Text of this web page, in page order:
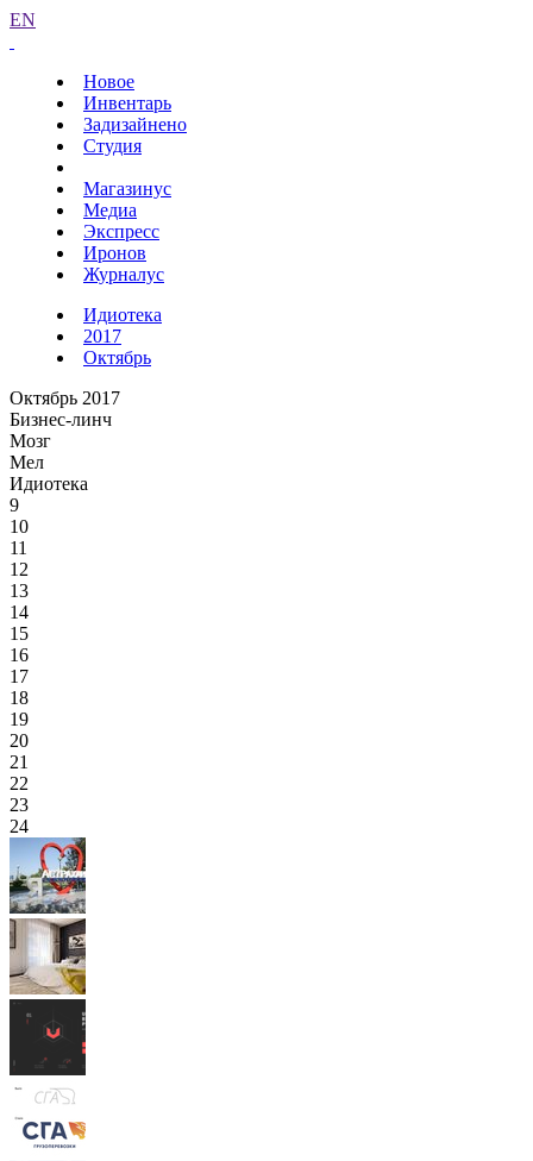
EN
Новое
Инвентарь
Задизайнено
Студия
Магазинус
Медиа
Экспресс
Иронов
Журналус
Идиотека
2017
Октябрь
Октябрь 2017
Бизнес-линч
Мозг
Мел
Идиотека
9
10
11
12
13
14
15
16
17
18
19
20
21
22
23
24